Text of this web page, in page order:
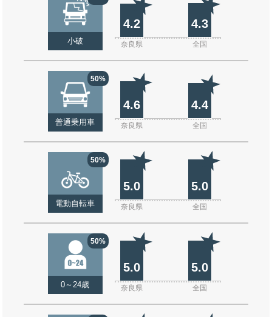
小破
4.2 4.3
奈良県 全国
50%
普通乗用車
4.6 4.4
奈良県 全国
50%
電動自転車
5.0 5.0
奈良県 全国
50%
0～24歳
5.0 5.0
奈良県 全国